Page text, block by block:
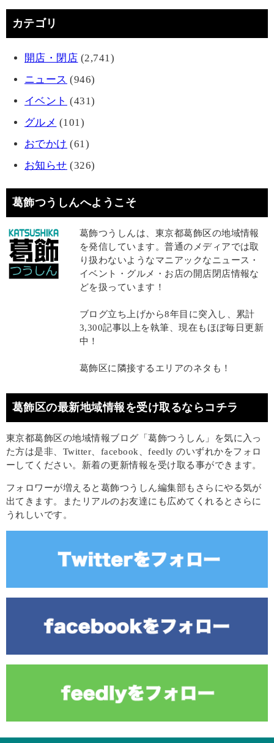
カテゴリ
開店・閉店 (2,741)
ニュース (946)
イベント (431)
グルメ (101)
おでかけ (61)
お知らせ (326)
葛飾つうしんへようこそ
葛飾つうしんは、東京都葛飾区の地域情報
を発信しています。普通のメディアでは取
り扱わないようなマニアックなニュース・
イベント・グルメ・お店の開店閉店情報な
どを扱っています！
ブログ立ち上げから8年目に突入し、累計
3,300記事以上を執筆、現在もほぼ毎日更新
中！
葛飾区に隣接するエリアのネタも！
葛飾区の最新地域情報を受け取るならコチラ
東京都葛飾区の地域情報ブログ「葛飾つうしん」を気に入っ
た方は是非、Twitter、facebook、feedly のいずれかをフォロ
ーしてください。新着の更新情報を受け取る事ができます。
フォロワーが増えると葛飾つうしん編集部もさらにやる気が
出てきます。またリアルのお友達にも広めてくれるとさらに
うれしいです。